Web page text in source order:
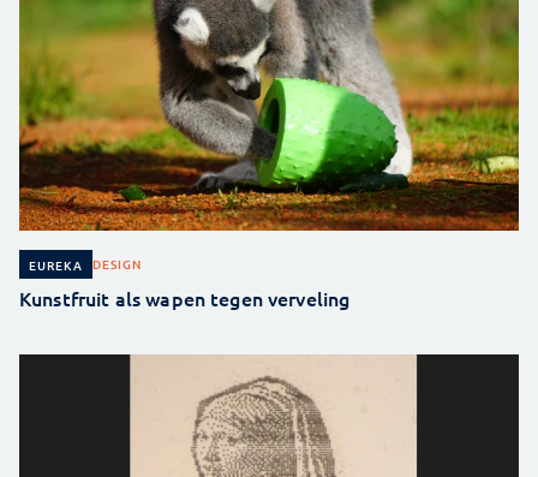
EUREKA DESIGN
Kunstfruit als wapen tegen verveling